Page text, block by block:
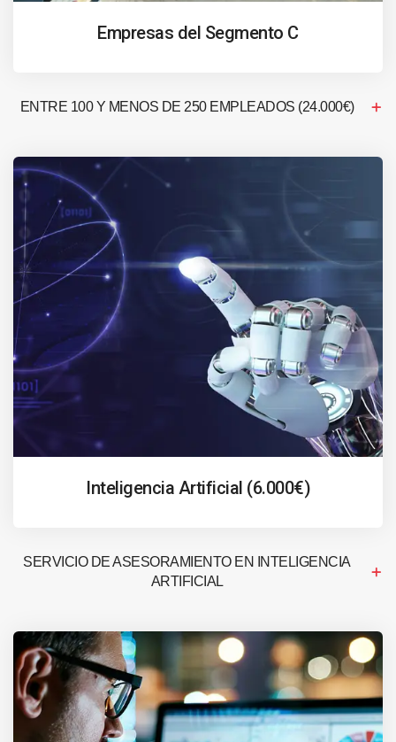
Empresas del Segmento C
ENTRE 100 Y MENOS DE 250 EMPLEADOS (24.000€)
Inteligencia Artificial (6.000€)
SERVICIO DE ASESORAMIENTO EN INTELIGENCIA
ARTIFICIAL